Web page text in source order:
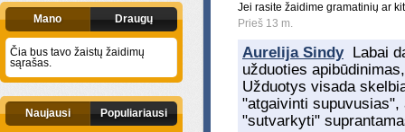
Mano Draugų
Čia bus tavo žaistų žaidimų
sąrašas.
Naujausi Populiariausi
Jei rasite žaidime gramatinių ar
Prieš 13 m.
Aurelija Sindy Labai
užduoties
Užduotys visada
"atgaivinti
"sutvarkyti"